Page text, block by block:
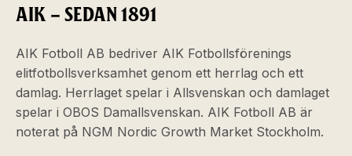
AIK – SEDAN 1891
AIK Fotboll AB bedriver AIK Fotbollsförenings
elitfotbollsverksamhet genom ett herrlag och ett
damlag. Herrlaget spelar i Allsvenskan och damlaget
spelar i OBOS Damallsvenskan. AIK Fotboll AB är
noterat på NGM Nordic Growth Market Stockholm.